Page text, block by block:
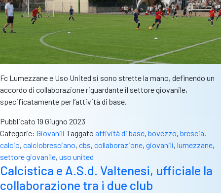
Fc Lumezzane e Uso United si sono strette la mano, definendo un
accordo di collaborazione riguardante il settore giovanile,
specificatamente per l’attività di base.
Pubblicato 19 Giugno 2023
Categorie: Giovanili Taggato attività di base, bovezzo, brescia,
calcio, calciobresciano, cbs, collaborazione, giovanili, lumezzane,
settore giovanile, uso united
Calcistica e A.S.d. Valtenesi, ufficiale la
collaborazione tra i due club